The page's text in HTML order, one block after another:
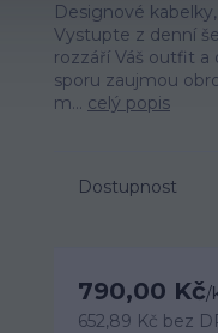
Designové
Vystupte z denní
rozzáří Váš outfit a
sporu zaujmou
m... celý popis
Dostupnost
790,00 Kč/
652,89 Kč bez